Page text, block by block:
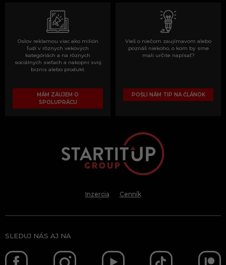
Oslov reklamou viac ako milión
ľudí v rôznych vekových
kategóriách a na rôznych
sociálnych sieťach a nakopni svoj
biznis alebo produkt.
MÁM ZÁUJEM O
SPOLUPRÁCU
Vieš o niečom zaujímavom alebo
poznáš niekoho, o kom by sme
mali určite napísať?
POŠLI NÁM TIP NA ČLÁNOK
Inzercia Cenník
SLEDUJ NÁS AJ NA